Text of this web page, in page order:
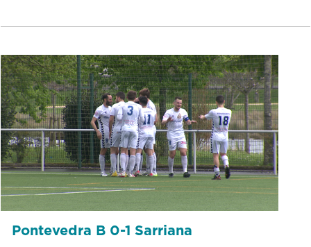
Pontevedra B 0-1 Sarriana